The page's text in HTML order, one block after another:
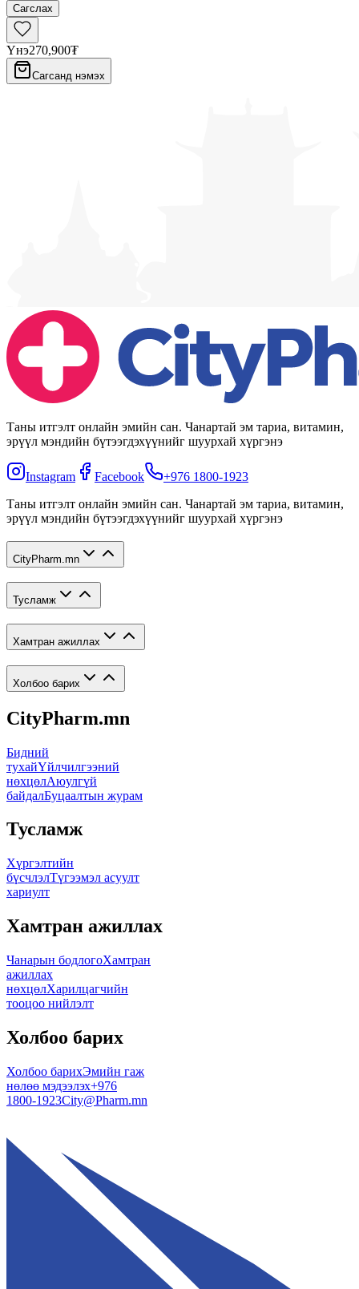
Сагслах
Үнэ270,900₮
Сагсанд нэмэх
Таны итгэлт онлайн эмийн сан. Чанартай эм тариа, витамин,
эрүүл мэндийн бүтээгдэхүүнийг шуурхай хүргэнэ
Instagram Facebook
+976 1800-1923
Таны итгэлт онлайн эмийн сан. Чанартай эм тариа, витамин,
эрүүл мэндийн бүтээгдэхүүнийг шуурхай хүргэнэ
CityPharm.mn
Тусламж
Хамтран ажиллах
Холбоо барих
CityPharm.mn
Бидний
тухайҮйлчилгээний
нөхцөлАюулгүй
байдалБуцаалтын журам
Тусламж
Хүргэлтийн
бүсчлэлТүгээмэл асуулт
хариулт
Хамтран ажиллах
Чанарын бодлогоХамтран
ажиллах
нөхцөлХарилцагчийн
тооцоо нийлэлт
Холбоо барих
Холбоо барихЭмийн гаж
нөлөө мэдээлэх+976
1800-1923City@Pharm.mn